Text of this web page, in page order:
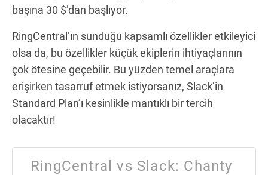
başına 30 $’dan başlıyor.
RingCentral’ın sunduğu kapsamlı özellikler etkileyici
olsa da, bu özellikler küçük ekiplerin ihtiyaçlarının
çok ötesine geçebilir. Bu yüzden temel araçlara
erişirken tasarruf etmek istiyorsanız, Slack’in
Standard Plan’ı kesinlikle mantıklı bir tercih
olacaktır!
RingCentral vs Slack: Chanty